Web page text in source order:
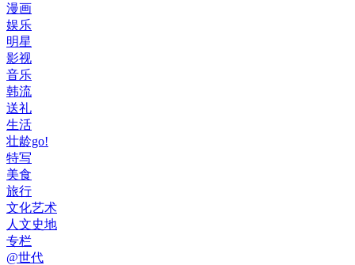
漫画
娱乐
明星
影视
音乐
韩流
送礼
生活
壮龄go!
特写
美食
旅行
文化艺术
人文史地
专栏
@世代